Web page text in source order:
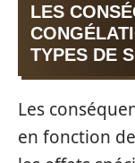
LES
TYPES DE
Les
en fonction